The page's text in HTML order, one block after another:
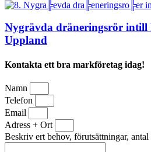
Nygrävda dräneringsrör intill
Uppland
Kontakta ett bra markföretag idag!
Namn
Telefon
Email
Adress + Ort
Beskriv ert behov, förutsättningar,